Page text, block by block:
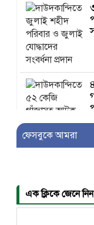
ফেসবুকে আমরা
এক ক্লিকে জেনে